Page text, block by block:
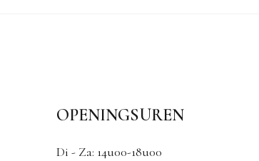
OPENINGSUREN
Di - Za: 14u00-18u00